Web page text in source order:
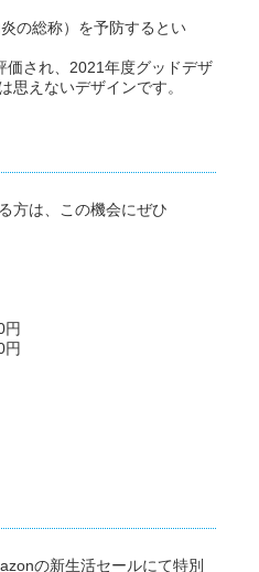
の総称）を予防するとい
価され、2021年度グッドデザ
思えないデザインです。
方は、この機会にぜひ
円
円
の新生活セールにて特別